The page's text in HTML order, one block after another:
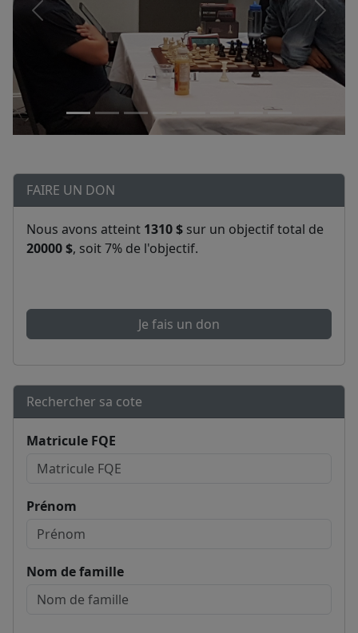
FAIRE UN DON
Nous avons atteint 1310 $ sur un objectif total de
20000 $, soit 7% de l'objectif.
Je fais un don
Rechercher sa cote
Matricule FQE
Prénom
Nom de famille